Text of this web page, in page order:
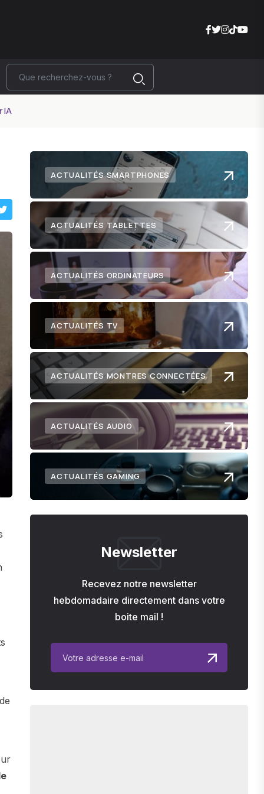
IA
ACTUALITÉS SMARTPHONES
ACTUALITÉS TABLETTES
ACTUALITÉS ORDINATEURS
ACTUALITÉS TV
ACTUALITÉS MONTRES CONNECTÉES
ACTUALITÉS AUDIO
ACTUALITÉS GAMING
Newsletter
Recevez notre newsletter
hebdomadaire directement dans votre
boite mail !